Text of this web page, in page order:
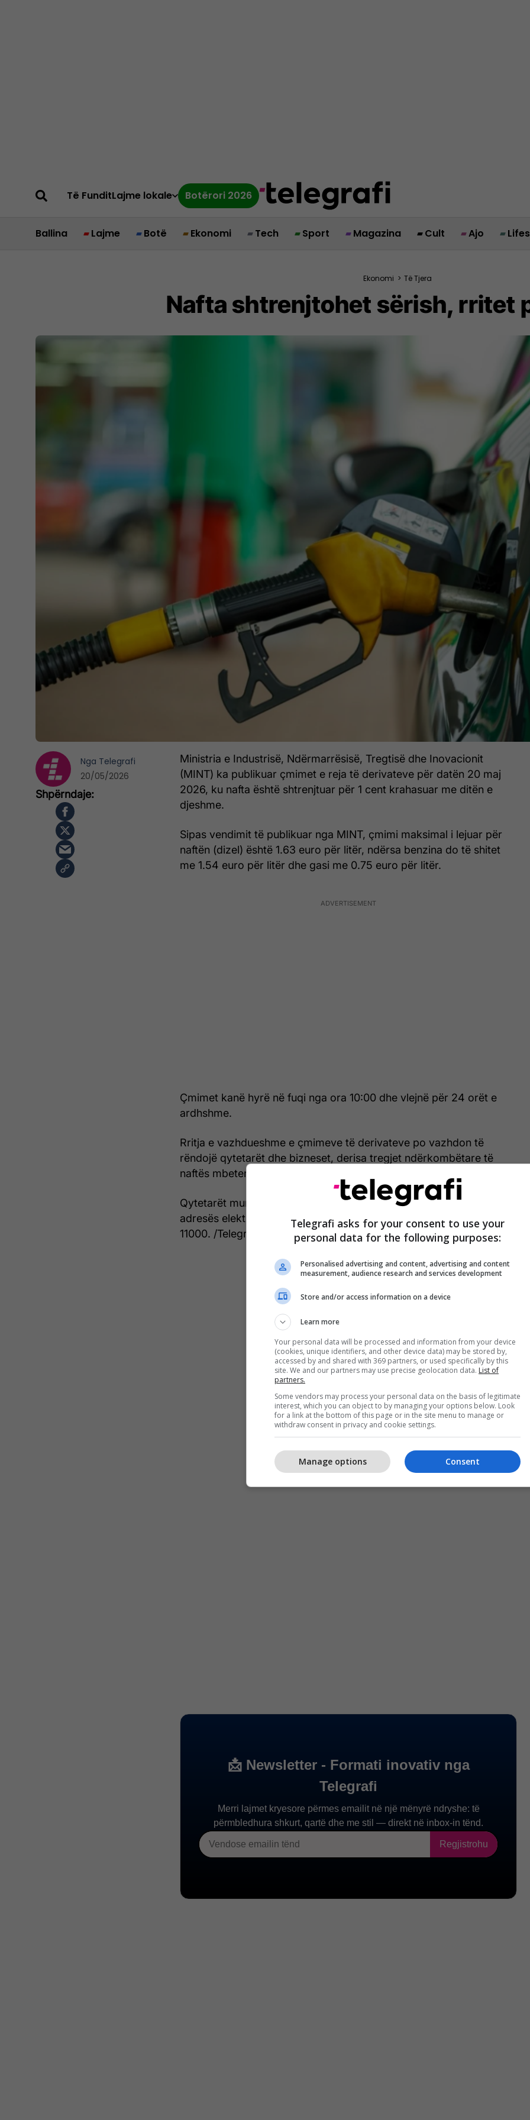
Të FunditLajme lokale Botërori 2026
Ballina Lajme Botë Ekonomi Tech Sport Magazina Cult Ajo
Ekonomi > Të Tjera
Nafta shtrenjtohet sërish, rritet
Ministria e Industrisë, Ndërmarrësisë, Tregtisë dhe Inovacionit
(MINT) ka publikuar çmimet e reja të derivateve për datën 20 maj
2026, ku nafta është shtrenjtuar për 1 cent krahasuar me ditën e
djeshme.
Sipas vendimit të publikuar nga MINT, çmimi maksimal i lejuar për
naftën (dizel) është 1.63 euro për litër, ndërsa benzina do të shitet
me 1.54 euro për litër dhe gasi me 0.75 euro për litër.
Çmimet kanë hyrë në fuqi nga ora 10:00 dhe vlejnë për 24 orët e
ardhshme.
Rritja e vazhdueshme e çmimeve të derivateve po vazhdon të
rëndojë qytetarët dhe bizneset, derisa tregjet ndërkombëtare të
naftës mbeten të paqëndrueshme.
Qytetarët mund të paraqesin ankesa lidhur me çmimet përmes
adresës elektronike të ministrisë ose në numrin pa pagesë 0800
11000. /Telegrafi/
Nga Telegrafi
20/05/2026
Telegrafi asks for your consent to use your
personal data for the following purposes:
Personalised advertising and content, advertising and content
measurement, audience research and services development
Store and/or access information on a device
Learn more
Your personal data will be processed and information from your device
(cookies, unique identifiers, and other device data) may be stored by,
accessed by and shared with 369 partners, or used specifically by this
site. We and our partners may use precise geolocation data. List of
partners.
Some vendors may process your personal data on the basis of legitimate
interest, which you can object to by managing your options below. Look
for a link at the bottom of this page or in the site menu to manage or
withdraw consent in privacy and cookie settings.
Consent
Manage options